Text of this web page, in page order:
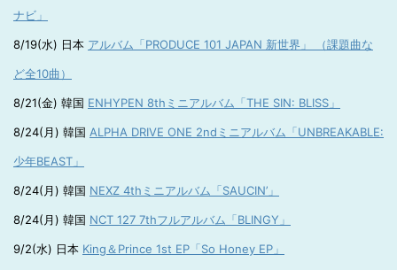
ナビ」
8/19(水) 日本 アルバム「PRODUCE 101 JAPAN 新世界」 （課題曲な
ど全10曲）
8/21(金) 韓国 ENHYPEN 8thミニアルバム「THE SIN: BLISS」
8/24(月) 韓国 ALPHA DRIVE ONE 2ndミニアルバム「UNBREAKABLE:
少年BEAST」
8/24(月) 韓国 NEXZ 4thミニアルバム「SAUCIN’」
8/24(月) 韓国 NCT 127 7thフルアルバム「BLINGY」
9/2(水) 日本 King＆Prince 1st EP「So Honey EP」